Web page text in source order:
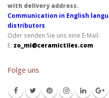
with delivery address.
Communication in English
distributors
Oder senden Sie uns eine E-Mail:
E: zo_mi@ceramictiles.com
Folge uns